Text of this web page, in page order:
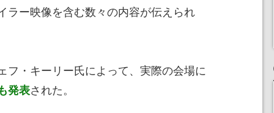
ラー映像を含む数々の内容が伝えられ
・キーリー氏によって、実際の会場に
発表された。